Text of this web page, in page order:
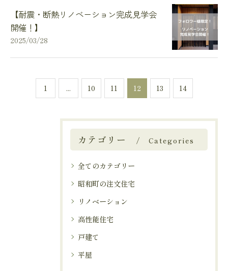
【耐震・断熱リノベーション完成見学会
開催！】
2025/03/28
1 ... 10 11 12 13 14
カテゴリー Categories
全てのカテゴリー
昭和町の注文住宅
リノベーション
高性能住宅
戸建て
平屋